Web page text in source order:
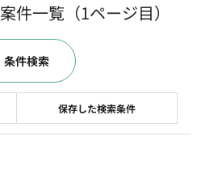
件一覧（1ページ目）
保存した検索条件
条件検索